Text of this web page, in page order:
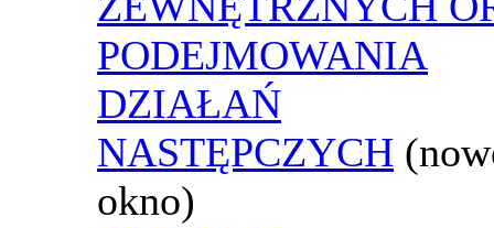
PODEJMOWANIA
DZIAŁAŃ
NASTĘPCZYCH
okno)